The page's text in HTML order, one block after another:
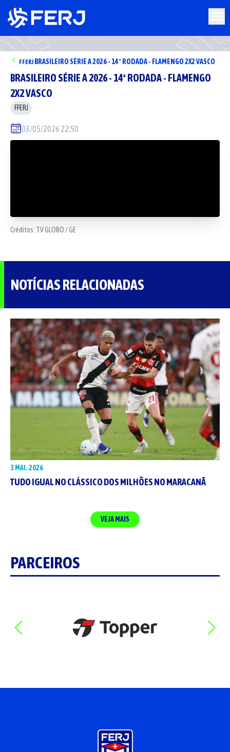
FFERJ BRASILEIRO SÉRIE A 2026 - 14ª RODADA - FLAMENGO 2X2 VASCO
BRASILEIRO SÉRIE A 2026 - 14ª RODADA - FLAMENGO
2X2 VASCO
FFERJ
03/05/2026 22:50
Créditos: TV GLOBO / GE
NOTÍCIAS RELACIONADAS
3 MAI. 2026
TUDO IGUAL NO CLÁSSICO DOS MILHÕES NO MARACANÃ
VEJA MAIS
PARCEIROS